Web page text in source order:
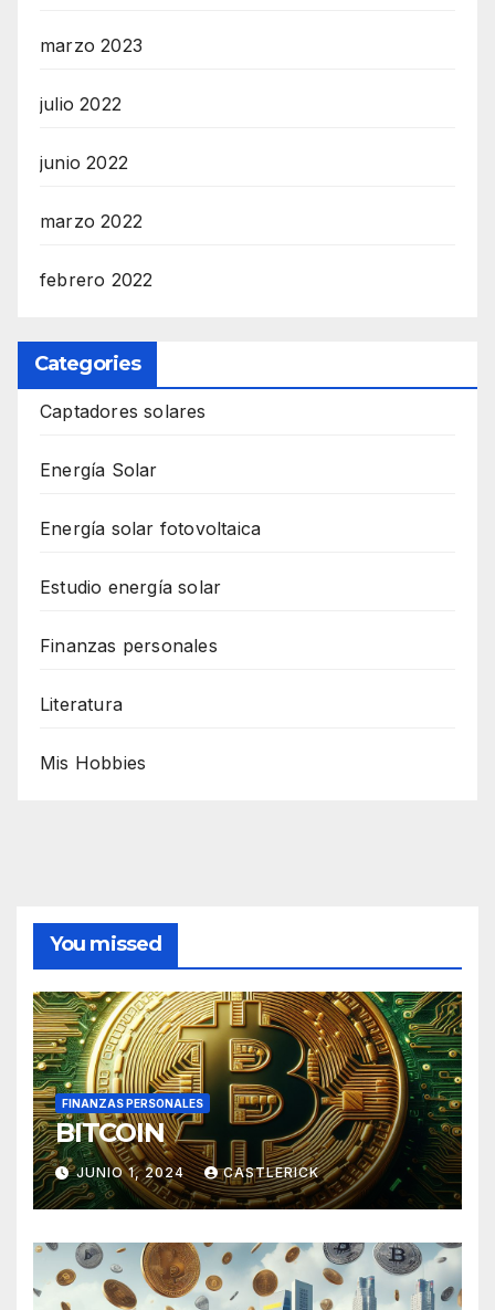
marzo 2023
julio 2022
junio 2022
marzo 2022
febrero 2022
Categories
Captadores solares
Energía Solar
Energía solar fotovoltaica
Estudio energía solar
Finanzas personales
Literatura
Mis Hobbies
You missed
FINANZAS PERSONALES
BITCOIN
JUNIO 1, 2024 CASTLERICK